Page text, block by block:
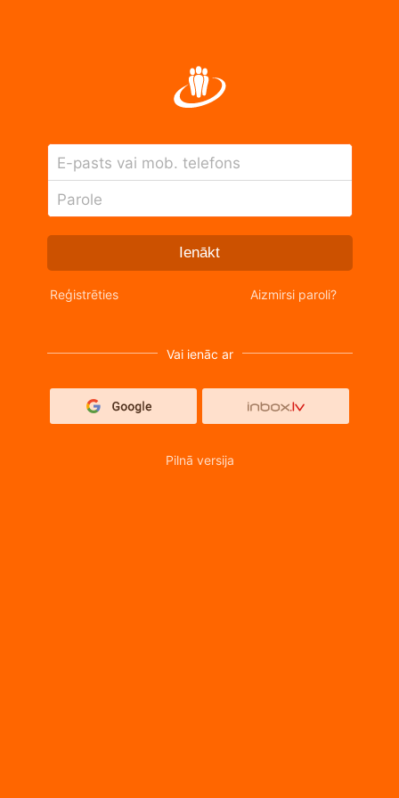
E-pasts vai mob. telefons
Parole
Ienākt
Reģistrēties Aizmirsi paroli?
Vai ienāc ar
Pilnā versija